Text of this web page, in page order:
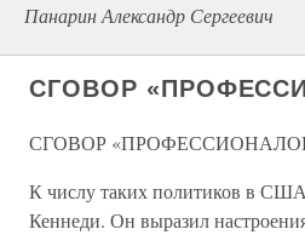
Панарин Александр Сергеевич
СГОВОР
СГОВОР
К числу таких политиков в
Кеннеди. Он выразил